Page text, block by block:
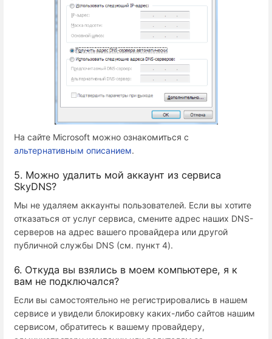
На сайте Microsoft можно ознакомиться с
альтернативным описанием.
5. Можно удалить мой аккаунт из сервиса
SkyDNS?
Мы не удаляем аккаунты пользователей. Если вы хотите
отказаться от услуг сервиса, смените адрес наших DNS-
серверов на адрес вашего провайдера или другой
публичной службы DNS (см. пункт 4).
6. Откуда вы взялись в моем компьютере, я к
вам не подключался?
Если вы самостоятельно не регистрировались в нашем
сервисе и увидели блокировку каких-либо сайтов нашим
сервисом, обратитесь к вашему провайдеру,